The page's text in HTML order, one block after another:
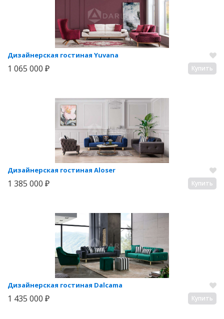
Дизайнерская гостиная Yuvana
1 065 000 ₽ Купить
Дизайнерская гостиная Aloser
1 385 000 ₽ Купить
Дизайнерская гостиная Dalcama
1 435 000 ₽ Купить